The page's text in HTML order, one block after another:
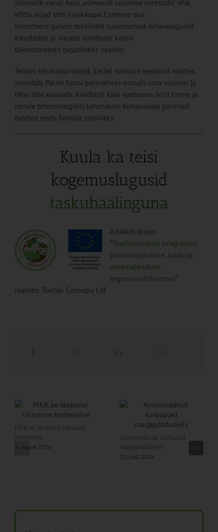
võimalik vanal heal „elevandi söömise meetodil“ ehk
võtta asjad ette jupikaupa. Esimese osa
investeeringutest tekkivaid suurenenud rahavoogusid
kasutades ja varade väärtuste kasvu
täiendavateks tagatisteks seades.
Teistel lehmahuvilistel, kellel sarnane teekond mõttes,
soovitab Palmi farmi pererahvas esmalt oma visioon ja
tahe läbi kaaluda, kindlasti käia vaatamas teisi farme ja
nende tehnoloogilisi lahendusi. Kohandada parimad
mõtted enda farmile sobivaks.
Kuula ka teisi
kogemuslugusid
taskuhäälinguna
Artikkel ilmub
“Teadmussiirde programm
põllumajanduse, toidu ja
maamajanduse
tegevusvaldkonnas”
raames. Toetab Euroopa Liit
PIKK.ee teekond ühtsesse
teabesalve
1. august 2026
Ammendatud turbaalad
marjapõldudeks
25. juuli 2026